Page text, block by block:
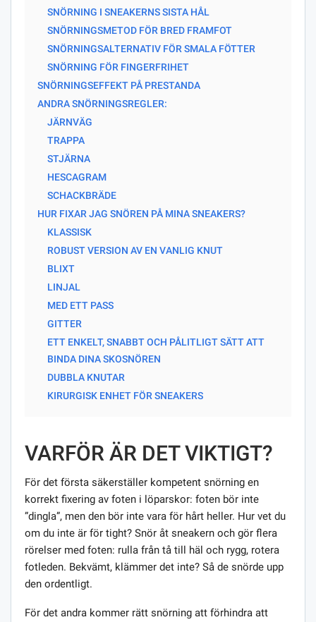
SNÖRNING I SNEAKERNS SISTA HÅL
SNÖRNINGSMETOD FÖR BRED FRAMFOT
SNÖRNINGSALTERNATIV FÖR SMALA FÖTTER
SNÖRNING FÖR FINGERFRIHET
SNÖRNINGSEFFEKT PÅ PRESTANDA
ANDRA SNÖRNINGSREGLER:
JÄRNVÄG
TRAPPA
STJÄRNA
HESCAGRAM
SCHACKBRÄDE
HUR FIXAR JAG SNÖREN PÅ MINA SNEAKERS?
KLASSISK
ROBUST VERSION AV EN VANLIG KNUT
BLIXT
LINJAL
MED ETT PASS
GITTER
ETT ENKELT, SNABBT OCH PÅLITLIGT SÄTT ATT
BINDA DINA SKOSNÖREN
DUBBLA KNUTAR
KIRURGISK ENHET FÖR SNEAKERS
VARFÖR ÄR DET VIKTIGT?
För det första säkerställer kompetent snörning en
korrekt fixering av foten i löparskor: foten bör inte
”dingla”, men den bör inte vara för hårt heller. Hur vet du
om du inte är för tight? Snör åt sneakern och gör flera
rörelser med foten: rulla från tå till häl och rygg, rotera
fotleden. Bekvämt, klämmer det inte? Så de snörde upp
den ordentligt.
För det andra kommer rätt snörning att förhindra att